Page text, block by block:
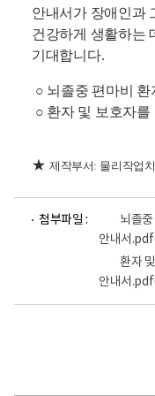
안내서가 장애인과
건강하게 생활하는
기대합니다.
○ 뇌졸중 편마비
○ 환자 및 보호자를
★ 제작부서: 물리작업
첨부파일 :
뇌졸
안내서.pdf
환자
안내서.pdf